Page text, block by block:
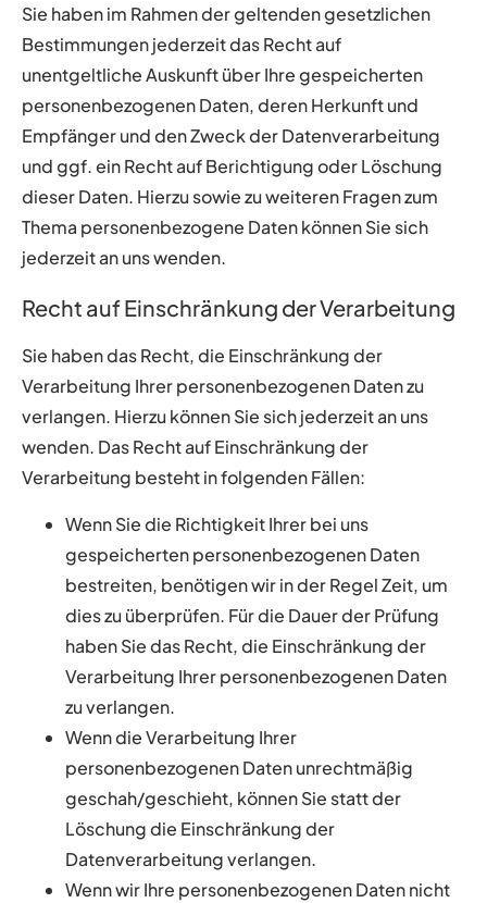
Sie haben im Rahmen der geltenden gesetzlichen
Bestimmungen jederzeit das Recht auf
unentgeltliche Auskunft über Ihre gespeicherten
personenbezogenen Daten, deren Herkunft und
Empfänger und den Zweck der Datenverarbeitung
und ggf. ein Recht auf Berichtigung oder Löschung
dieser Daten. Hierzu sowie zu weiteren Fragen zum
Thema personenbezogene Daten können Sie sich
jederzeit an uns wenden.
Recht auf Einschränkung der Verarbeitung
Sie haben das Recht, die Einschränkung der
Verarbeitung Ihrer personenbezogenen Daten zu
verlangen. Hierzu können Sie sich jederzeit an uns
wenden. Das Recht auf Einschränkung der
Verarbeitung besteht in folgenden Fällen:
Wenn Sie die Richtigkeit Ihrer bei uns
gespeicherten personenbezogenen Daten
bestreiten, benötigen wir in der Regel Zeit, um
dies zu überprüfen. Für die Dauer der Prüfung
haben Sie das Recht, die Einschränkung der
Verarbeitung Ihrer personenbezogenen Daten
zu verlangen.
Wenn die Verarbeitung Ihrer
personenbezogenen Daten unrechtmäßig
geschah/geschieht, können Sie statt der
Löschung die Einschränkung der
Datenverarbeitung verlangen.
Wenn wir Ihre personenbezogenen Daten nicht